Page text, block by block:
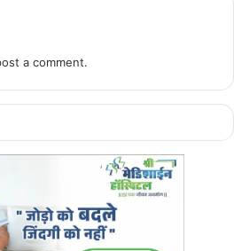
a comment.